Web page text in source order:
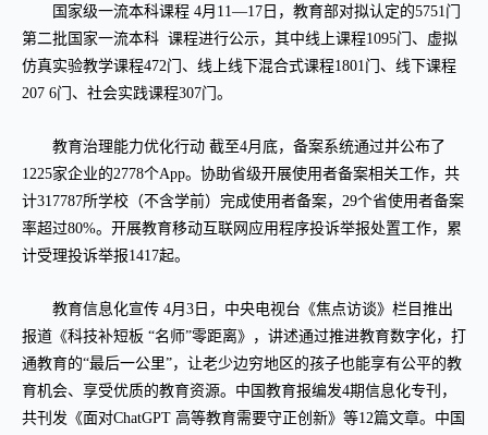
国家级一流本科课程 4月11—17日，教育部对拟认定的5751门
第二批国家一流本科 课程进行公示，其中线上课程1095门、虚拟
仿真实验教学课程472门、线上线下混合式课程1801门、线下课程
207 6门、社会实践课程307门。
教育治理能力优化行动 截至4月底，备案系统通过并公布了
1225家企业的2778个App。协助省级开展使用者备案相关工作，共
计317787所学校（不含学前）完成使用者备案，29个省使用者备案
率超过80%。开展教育移动互联网应用程序投诉举报处置工作，累
计受理投诉举报1417起。
教育信息化宣传 4月3日，中央电视台《焦点访谈》栏目推出
报道《科技补短板 “名师”零距离》，讲述通过推进教育数字化，打
通教育的“最后一公里”，让老少边穷地区的孩子也能享有公平的教
育机会、享受优质的教育资源。中国教育报编发4期信息化专刊，
共刊发《面对ChatGPT 高等教育需要守正创新》等12篇文章。中国